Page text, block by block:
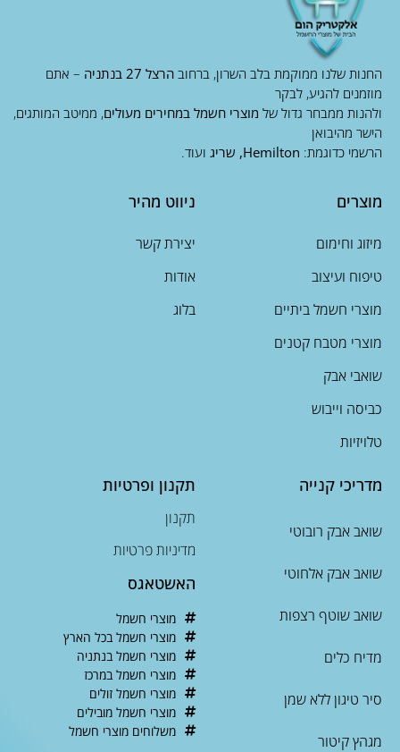
החנות שלנו ממוקמת בלב השרון, ברחוב הרצל 27 בנתניה
– אתם
מוזמנים להגיע, לבקר
ולהנות ממבחר גדול של מוצרי חשמל במחירים מעולים, ממיטב המותגים,
הישר מהיבואן
הרשמי כדוגמת: Hemilton, שריג ועוד.
מוצרים
מיזוג וחימום
טיפוח ועיצוב
מוצרי חשמל ביתיים
מוצרי מטבח קטנים
שואבי אבק
כביסה וייבוש
טלויזיות
ניווט מהיר
יצירת קשר
אודות
בלוג
מדריכי קנייה
שואב אבק רובוטי
שואב אבק אלחוטי
שואב שוטף רצפות
מדיח כלים
סיר טיגון ללא שמן
מגהץ קיטור
תקנון ופרטיות
תקנון
מדיניות פרטיות
האשטאגס
מוצרי חשמל
מוצרי חשמל בכל הארץ
מוצרי חשמל בנתניה
מוצרי חשמל במרכז
מוצרי חשמל זולים
מוצרי חשמל מובילים
משלוחים מוצרי חשמל